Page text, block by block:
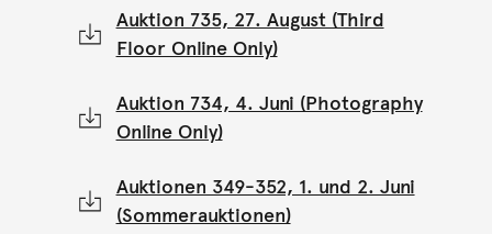
Auktion 735, 27. August (Third
Floor Online Only)
Auktion 734, 4. Juni (Photography
Online Only)
Auktionen 349-352, 1. und 2. Juni
(Sommerauktionen)